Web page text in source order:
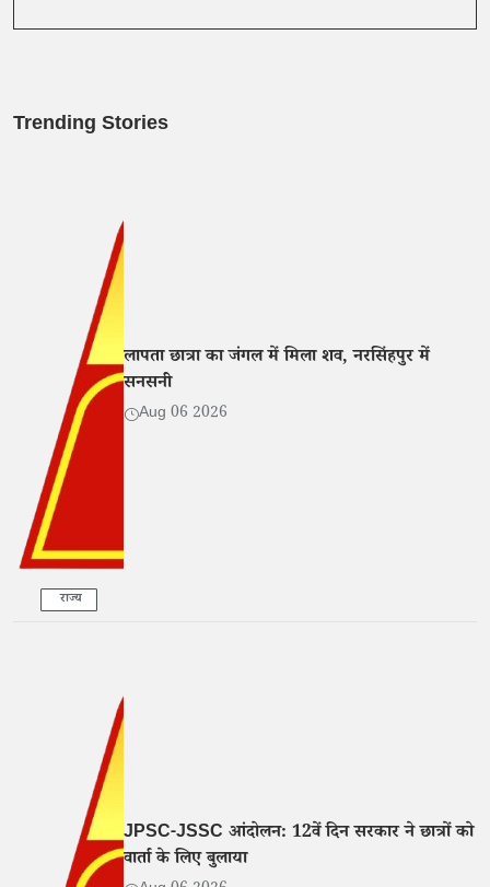
Trending Stories
राज्य
लापता छात्रा का जंगल में मिला शव, नरसिंहपुर में
सनसनी
Aug 06 2026
JPSC-JSSC आंदोलन: 12वें दिन सरकार ने छात्रों को
वार्ता के लिए बुलाया